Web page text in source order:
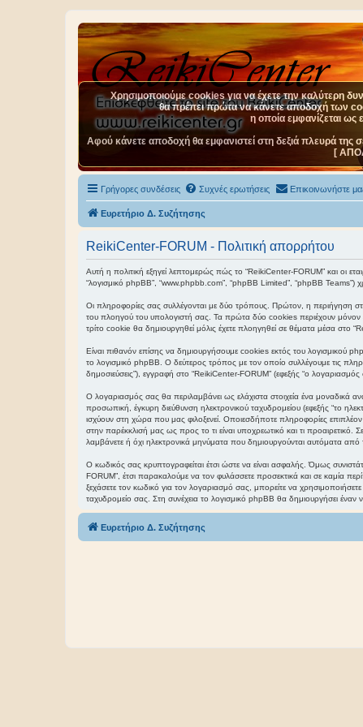
Γρήγορες συνδέσεις Συχνές ερωτήσεις Επικοινωνήστε
Ευρετήριο Δ. Συζήτησης
ReikiCenter-FORUM - Πολιτική απορρήτου
Αυτή η πολιτική εξηγεί λεπτομερώς πώς το “ReikiCenter-FORUM” και οι
“λογισμικό phpBB”, “www.phpbb.com”, “phpBB Limited”, “phpBB Teams”)
Οι πληροφορίες σας συλλέγονται με δύο τρόπους. Πρώτον, η περιήγηση
του πλοηγού του υπολογιστή σας. Τα πρώτα δύο cookies περιέχουν μόνον
τρίτο cookie θα δημιουργηθεί μόλις έχετε πλοηγηθεί σε θέματα μέσα στο
Είναι πιθανόν επίσης να δημιουργήσουμε cookies εκτός του λογισμικού
το λογισμικό phpBB. Ο δεύτερος τρόπος με τον οποίο συλλέγουμε τις
δημοσιεύσεις”), εγγραφή στο “ReikiCenter-FORUM” (εφεξής “ο λογαριασμός
Ο λογαριασμός σας θα περιλαμβάνει ως ελάχιστα στοιχεία ένα μοναδικά
προσωπική, έγκυρη διεύθυνση ηλεκτρονικού ταχυδρομείου (εφεξής “το
ισχύουν στη χώρα που μας φιλοξενεί. Οποιεσδήποτε πληροφορίες
στην παρέκκλισή μας ως προς το τι είναι υποχρεωτικό και τι
λαμβάνετε ή όχι ηλεκτρονικά μηνύματα που δημιουργούνται αυτόματα από
Ο κωδικός σας κρυπτογραφείται έτσι ώστε να είναι ασφαλής. Όμως
FORUM”, έτσι παρακαλούμε να τον φυλάσσετε προσεκτικά και σε καμία
ξεχάσετε τον κωδικό για τον λογαριασμό σας, μπορείτε να
ταχυδρομείο σας. Στη συνέχεια το λογισμικό phpBB θα δημιουργήσει έναν
Χρησιμοποιούμε cookies για να έχετε την καλύτερη
θα πρέπει πρώτα να κάνετε αποδοχή των
η οποία εμφανίζεται ως
Αφού κάνετε αποδοχή θα εμφανιστεί στη δεξιά πλευρά
[
Ευρετήριο Δ. Συζήτησης